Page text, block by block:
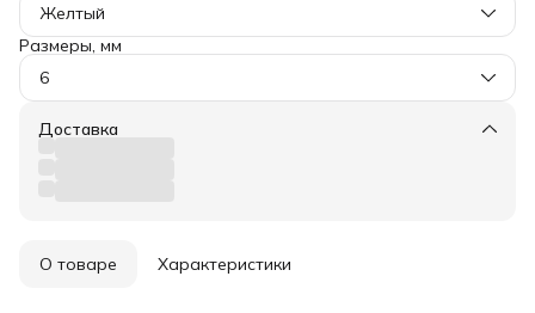
Желтый
Размеры, мм
6
Доставка
О товаре Характеристики